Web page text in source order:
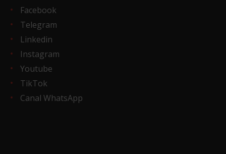
Facebook
Telegram
Linkedin
Instagram
Youtube
TikTok
Canal WhatsApp